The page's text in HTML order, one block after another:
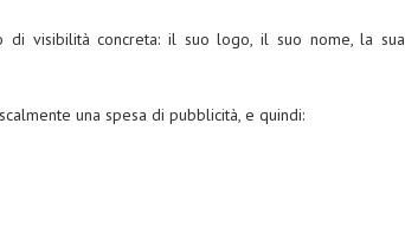
di visibilità concreta: il suo logo, il suo nome, la sua
una spesa di pubblicità, e quindi: